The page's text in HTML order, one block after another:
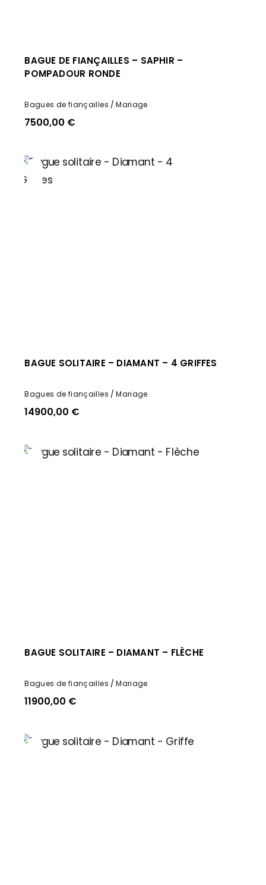
BAGUE DE FIANÇAILLES – SAPHIR –
POMPADOUR RONDE
Bagues de fiançailles Mariage
7500,00 €
BAGUE SOLITAIRE – DIAMANT – 4 GRIFFES
Bagues de fiançailles Mariage
14900,00 €
BAGUE SOLITAIRE – DIAMANT – FLÈCHE
Bagues de fiançailles Mariage
11900,00 €